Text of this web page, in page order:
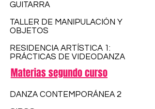
GUITARRA
TALLER DE MANIPULACIÓN Y
OBJETOS
RESIDENCIA ARTÍSTICA 1:
PRÁCTICAS DE VIDEODANZA
Materias segundo curso
DANZA CONTEMPORÁNEA 2